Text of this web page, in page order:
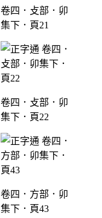
卷四．攴部．卯
集下．頁21
卷四．攴部．卯
集下．頁22
卷四．方部．卯
集下．頁43